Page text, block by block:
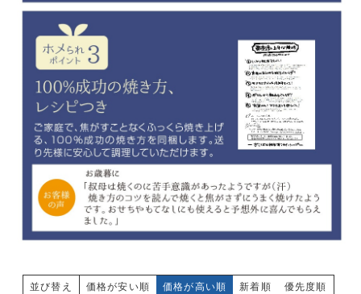
並び替え 価格が安い順 価格が高い順 新着順 優先度順